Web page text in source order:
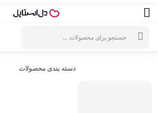
دسته بندی محصولات